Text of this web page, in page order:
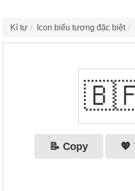
Kí tự Icon biểu tượng đặc biệt
📝 Copy 💖